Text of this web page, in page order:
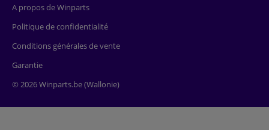
A propos de Winparts
Politique de confidentialité
Conditions générales de vente
Garantie
© 2026 Winparts.be (Wallonie)